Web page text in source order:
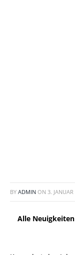
BY ADMIN ON 3.
Alle